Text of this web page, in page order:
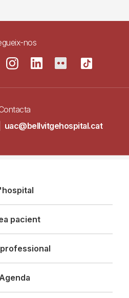
nos
uac@bellvitgehospital.cat
pacient